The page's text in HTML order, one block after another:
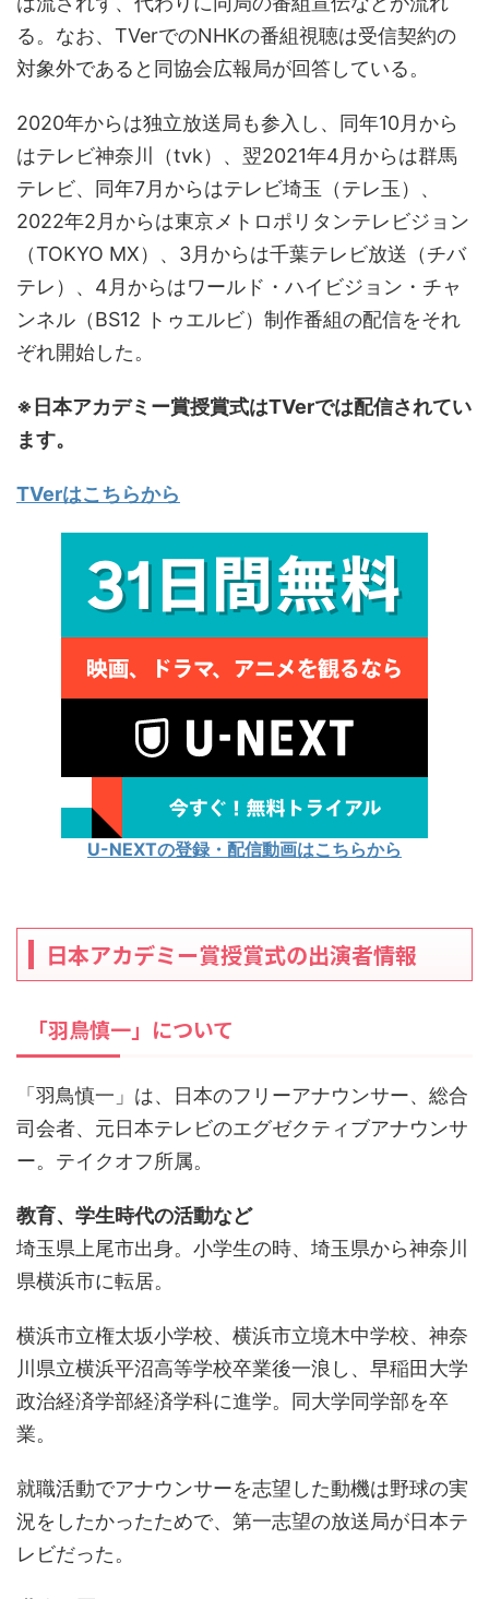
る。なお、TVerでのNHKの番組視聴は受信契約の
対象外であると同協会広報局が回答している。
2020年からは独立放送局も参入し、同年10月から
はテレビ神奈川（tvk）、翌2021年4月からは群馬
テレビ、同年7月からはテレビ埼玉（テレ玉）、
2022年2月からは東京メトロポリタンテレビジョン
（TOKYO MX）、3月からは千葉テレビ放送（チバ
テレ）、4月からはワールド・ハイビジョン・チャ
ンネル（BS12 トゥエルビ）制作番組の配信をそれ
ぞれ開始した。
※日本アカデミー賞授賞式はTVerでは配信されてい
ます。
TVerはこちらから
U-NEXTの登録・配信動画はこちらから
日本アカデミー賞授賞式の出演者情報
「羽鳥慎一」について
「羽鳥慎一」は、日本のフリーアナウンサー、総合
司会者、元日本テレビのエグゼクティブアナウンサ
ー。テイクオフ所属。
教育、学生時代の活動など
埼玉県上尾市出身。小学生の時、埼玉県から神奈川
県横浜市に転居。
横浜市立権太坂小学校、横浜市立境木中学校、神奈
川県立横浜平沼高等学校卒業後一浪し、早稲田大学
政治経済学部経済学科に進学。同大学同学部を卒
業。
就職活動でアナウンサーを志望した動機は野球の実
況をしたかったためで、第一志望の放送局が日本テ
レビだった。